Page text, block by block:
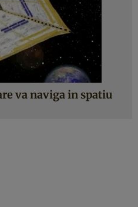
va naviga in spatiu